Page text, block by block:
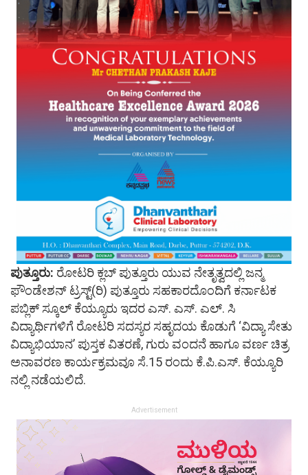
ಪುತ್ತೂರು: ರೋಟರಿ ಕ್ಲಬ್ ಪುತ್ತೂರು ಯುವ ನೇತೃತ್ವದಲ್ಲಿ ಜನ್ಮ
ಫೌಂಡೇಶನ್ ಟ್ರಸ್ಟ್(ರಿ) ಪುತ್ತೂರು ಸಹಕಾರದೊಂದಿಗೆ ಕರ್ನಾಟಕ
ಪಬ್ಲಿಕ್ ಸ್ಕೂಲ್ ಕೆಯ್ಯೂರು ಇದರ ಎಸ್. ಎಸ್. ಎಲ್. ಸಿ
ವಿದ್ಯಾರ್ಥಿಗಳಿಗೆ ರೋಟರಿ ಸದಸ್ಯರ ಸಹೃದಯ ಕೊಡುಗೆ ‘ವಿದ್ಯಾ ಸೇತು
ವಿದ್ಯಾಭಿಯಾನ’ ಪುಸ್ತಕ ವಿತರಣೆ, ಗುರು ವಂದನೆ ಹಾಗೂ ವರ್ಣ ಚಿತ್ರ
ಅನಾವರಣ ಕಾರ್ಯಕ್ರಮವೂ ಸೆ.15 ರಂದು ಕೆ.ಪಿ.ಎಸ್. ಕೆಯ್ಯೂರಿ
ನಲ್ಲಿ ನಡೆಯಲಿದೆ.
Advertisement